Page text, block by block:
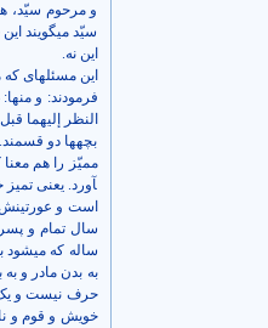
و مرحوم سیّد،
سیّد می­گویند
این نه.
این مسئله­ای
فرمودند: و
النظر إليهما
بچه­ها دو
آورد. یعنی
است و
سال تمام و پسر
ساله که می­شود
به بدن مادر و
حرف نیست و یک
خویش و قوم و